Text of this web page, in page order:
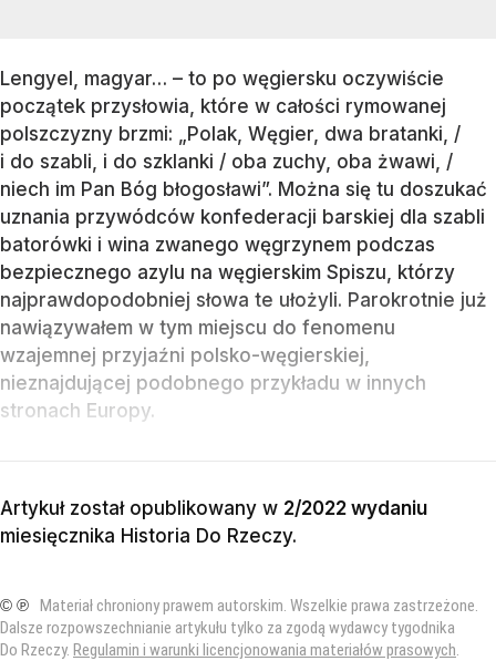
Lengyel, magyar… – to po węgiersku oczywiście
początek przysłowia, które w całości rymowanej
polszczyzny brzmi: „Polak, Węgier, dwa bratanki, /
i do szabli, i do szklanki / oba zuchy, oba żwawi, /
niech im Pan Bóg błogosławi”. Można się tu doszukać
uznania przywódców konfederacji barskiej dla szabli
batorówki i wina zwanego węgrzynem podczas
bezpiecznego azylu na węgierskim Spiszu, którzy
najprawdopodobniej słowa te ułożyli. Parokrotnie już
nawiązywałem w tym miejscu do fenomenu
wzajemnej przyjaźni polsko-węgierskiej,
nieznajdującej podobnego przykładu w innych
stronach Europy.
Artykuł został opublikowany w 2/2022 wydaniu
miesięcznika Historia Do Rzeczy.
© ℗ Materiał chroniony prawem autorskim. Wszelkie prawa zastrzeżone.
Dalsze rozpowszechnianie artykułu tylko za zgodą wydawcy tygodnika
Do Rzeczy. Regulamin i warunki licencjonowania materiałów prasowych.